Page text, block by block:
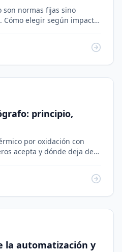
son normas fijas sino
elegir según impacto,
principio,
por oxidación con
acepta y dónde deja de
la automatización y